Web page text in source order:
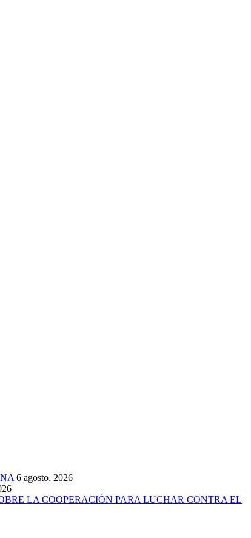
6 agosto, 2026
LA COOPERACIÓN PARA LUCHAR CONTRA EL